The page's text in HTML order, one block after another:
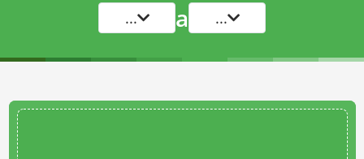
... a ...